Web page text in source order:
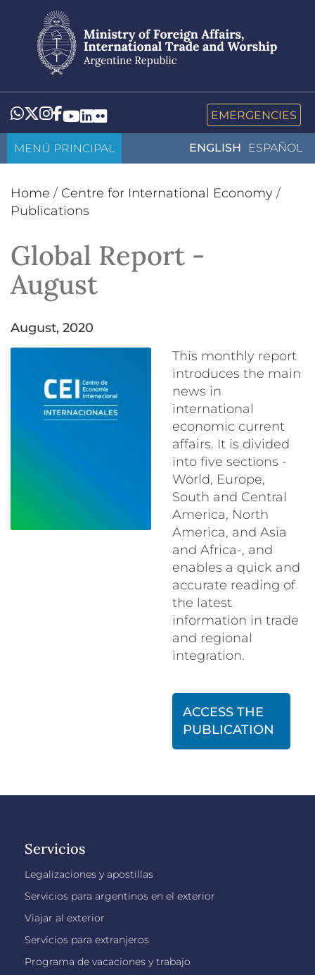
content
Whatsapp
Twitter
Instagram
Facebook
YouTube
LinkedIn
Flickr EMERGENCIES
ENGLISH ESPAÑOL
MENÚ PRINCIPAL
Home / Centre for International Economy /
Publications
Global Report -
August
August, 2020
This monthly report
introduces the main
news in
international
economic current
affairs. It is divided
into five sections -
World, Europe,
South and Central
America, North
America, and Asia
and Africa-, and
enables a quick and
accurate reading of
the latest
information in trade
and regional
integration.
ACCESS THE
PUBLICATION
Servicios
Legalizaciones y apostillas
Servicios para argentinos en el exterior
Viajar al exterior
Servicios para extranjeros
Programa de vacaciones y trabajo